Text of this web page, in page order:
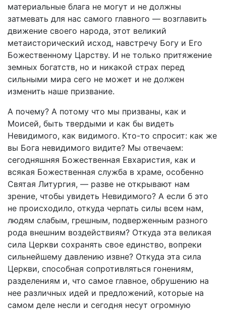
материальные блага не могут и не должны
затмевать для нас самого главного — возглавить
движение своего народа, этот великий
метаисторический исход, навстречу Богу и Его
Божественному Царству. И не только притяжение
земных богатств, но и никакой страх перед
сильными мира сего не может и не должен
изменить наше призвание.
А почему? А потому что мы призваны, как и
Моисей, быть твердыми и как бы видеть
Невидимого, как видимого. Кто-то спросит: как же
вы Бога невидимого видите? Мы отвечаем:
сегодняшняя Божественная Евхаристия, как и
всякая Божественная служба в храме, особенно
Святая Литургия, — разве не открывают нам
зрение, чтобы увидеть Невидимого? А если б это
не происходило, откуда черпать силы всем нам,
людям слабым, грешным, подверженным разного
рода внешним воздействиям? Откуда эта великая
сила Церкви сохранять свое единство, вопреки
сильнейшему давлению извне? Откуда эта сила
Церкви, способная сопротивляться гонениям,
разделениям и, что самое главное, обрушению на
нее различных идей и предложений, которые на
самом деле несли и сегодня несут огромную